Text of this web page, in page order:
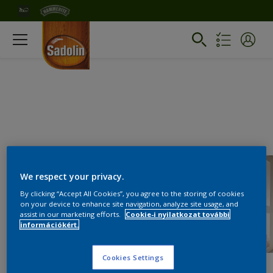
We respect your privacy.
By clicking “Accept All Cookies”, you agree to the storing of cookies
on your device to enhance site navigation, analyze site usage, and
assist in our marketing efforts.
Cookie-i nyilatkozat további
információkért.
Cookies Settings